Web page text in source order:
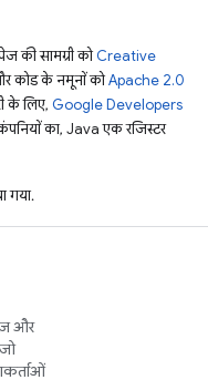
सामग्री कोCreative
कोड के नमूनों कोApache 2.0
के लिए, Google Developers
का, Java एक रजिस्टर
गया.
और